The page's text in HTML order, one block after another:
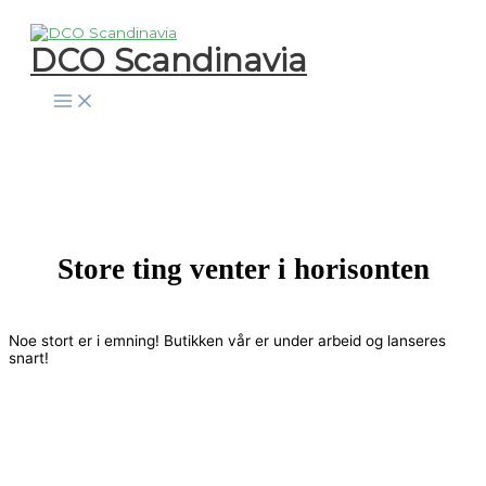
rett
innholdet
DCO Scandinavia
Store ting venter i horisonten
Noe stort er i emning! Butikken vår er under arbeid og lanseres
snart!